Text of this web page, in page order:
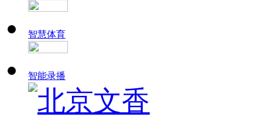
智慧体育
智能录播